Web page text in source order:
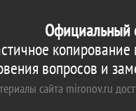
Официальный
вопросов и
сайта mironov.ru